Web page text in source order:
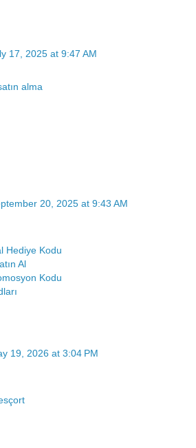
17, 2025 at 9:47 AM
alma
20, 2025 at 9:43 AM
Hediye Kodu
Al
Kodu
19, 2026 at 3:04 PM